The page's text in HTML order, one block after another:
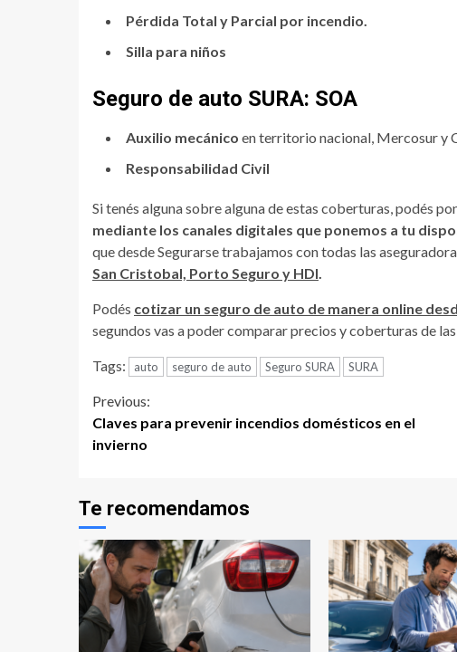
Pérdida Total y Parcial por incendio.
Silla para niños
Seguro de auto SURA: SOA
Auxilio mecánico en territorio nacional, Mercosur y
Responsabilidad Civil
Si tenés alguna sobre alguna de estas coberturas, podés
mediante los canales digitales que ponemos a tu
que desde Segurarse trabajamos con todas las
San Cristobal, Porto Seguro y HDI.
Podés cotizar un seguro de auto de manera online
segundos vas a poder comparar precios y coberturas de
Tags: auto seguro de auto Seguro SURA SURA
Continue
Reading
Previous:
Claves para prevenir incendios domésticos en el
invierno
Te recomendamos